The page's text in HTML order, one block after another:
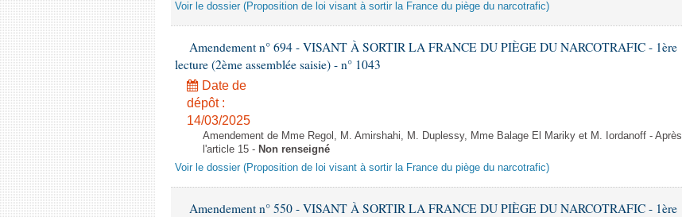
Voir le dossier (Proposition de loi visant à sortir la France du piège du narcotrafic)
Amendement n° 694 - VISANT À SORTIR LA FRANCE DU PIÈGE DU NARCOTRAFIC - 1ère
lecture (2ème assemblée saisie) - n° 1043
Date de
dépôt :
14/03/2025
Amendement de Mme Regol, M. Amirshahi, M. Duplessy, Mme Balage El Mariky et M. Iordanoff - Après
l'article 15 - Non renseigné
Voir le dossier (Proposition de loi visant à sortir la France du piège du narcotrafic)
Amendement n° 550 - VISANT À SORTIR LA FRANCE DU PIÈGE DU NARCOTRAFIC - 1ère